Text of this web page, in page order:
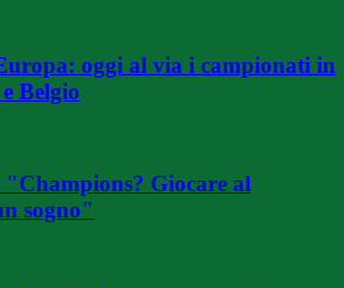
oggi al via i campionati in
Belgio
Giocare al
sogno"